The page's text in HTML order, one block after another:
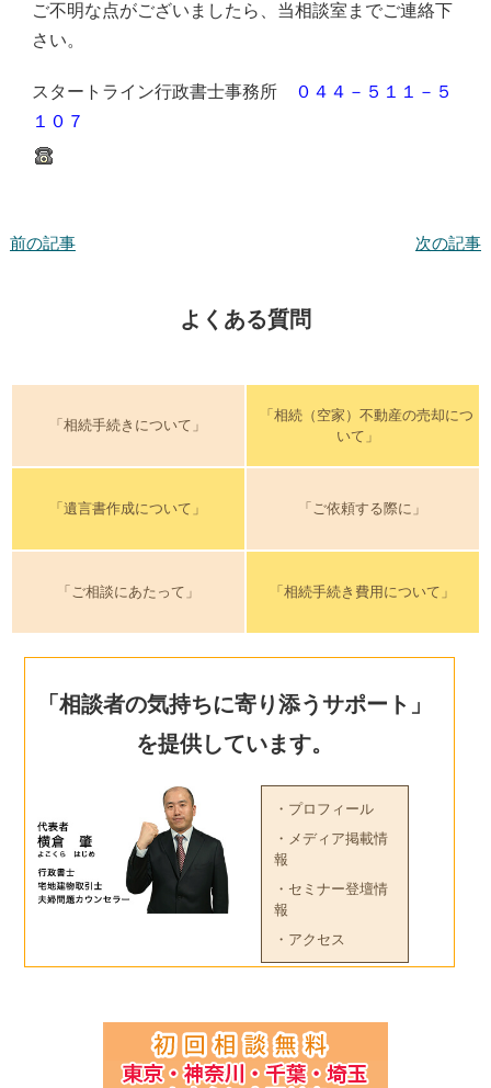
ご不明な点がございましたら、当相談室までご連絡下
さい。
スタートライン行政書士事務所
０４４－５１１－５
１０７
前の記事 次の記事
よくある質問
「相続手続きについて」
「相続（空家）不動産の売却につ
いて」
「遺言書作成について」 「ご依頼する際に」
「ご相談にあたって」 「相続手続き費用について」
「相談者の気持ちに寄り添うサポート」
を提供しています。
・プロフィール
・メディア掲載情
報
・セミナー登壇情
報
・アクセス